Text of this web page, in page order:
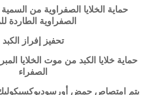
حماية الخلايا الصفراوية من
الصفراوية الطاردة
تحفيز إفراز الكبد
حماية خلايا الكبد من موت الخلايا
الصفراء
يتم امتصاص حمض